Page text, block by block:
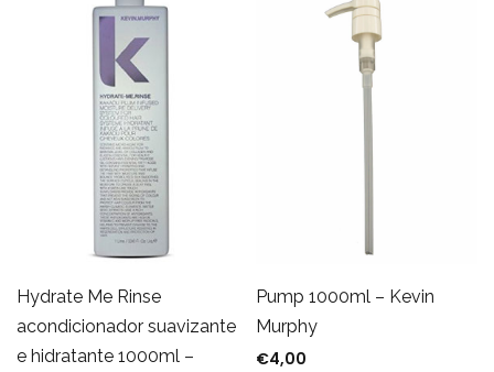
Hydrate Me Rinse
acondicionador suavizante
e hidratante 1000ml –
Pump 1000ml – Kevin
Murphy
€4,00